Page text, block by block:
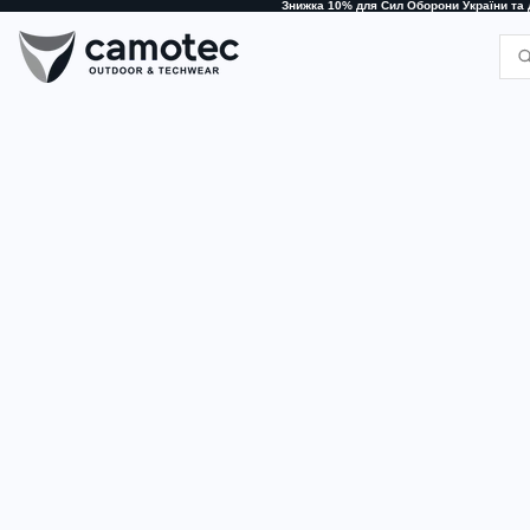
Знижка 10% для Сил Оборони України